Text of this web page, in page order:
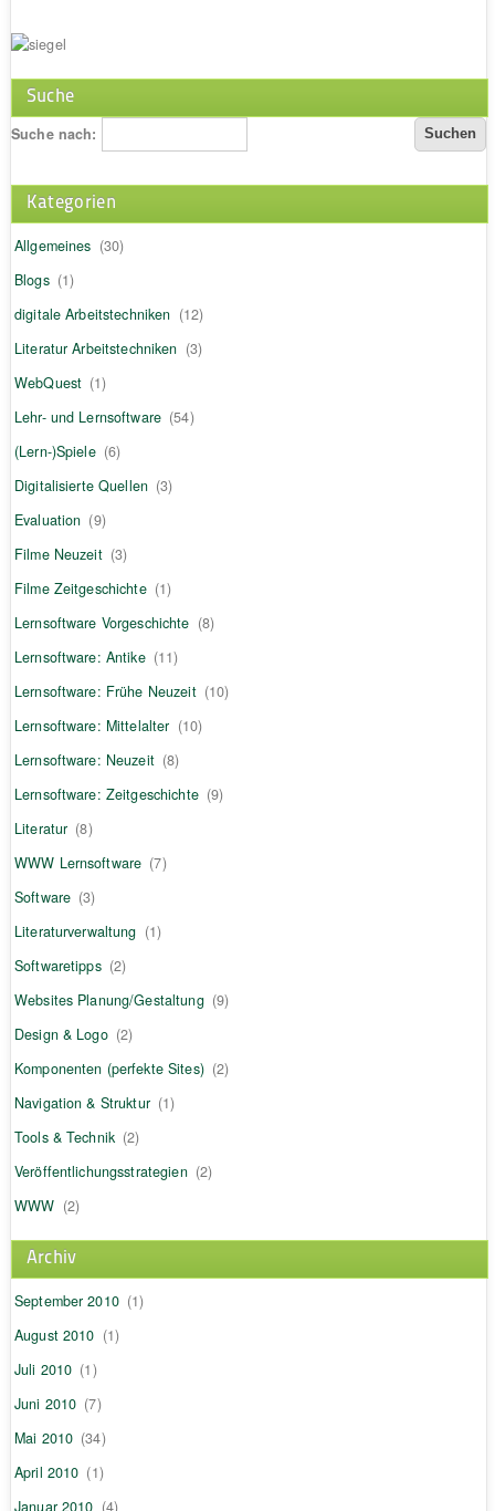
Suche
Suche nach:
Kategorien
Allgemeines (30)
Blogs (1)
digitale Arbeitstechniken (12)
Literatur Arbeitstechniken (3)
WebQuest (1)
Lehr- und Lernsoftware (54)
(Lern-)Spiele (6)
Digitalisierte Quellen (3)
Evaluation (9)
Filme Neuzeit (3)
Filme Zeitgeschichte (1)
Lernsoftware Vorgeschichte (8)
Lernsoftware: Antike (11)
Lernsoftware: Frühe Neuzeit (10)
Lernsoftware: Mittelalter (10)
Lernsoftware: Neuzeit (8)
Lernsoftware: Zeitgeschichte (9)
Literatur (8)
WWW Lernsoftware (7)
Software (3)
Literaturverwaltung (1)
Softwaretipps (2)
Websites Planung/Gestaltung (9)
Design & Logo (2)
Komponenten (perfekte Sites) (2)
Navigation & Struktur (1)
Tools & Technik (2)
Veröffentlichungsstrategien (2)
WWW (2)
Archiv
September 2010 (1)
August 2010 (1)
Juli 2010 (1)
Juni 2010 (7)
Mai 2010 (34)
April 2010 (1)